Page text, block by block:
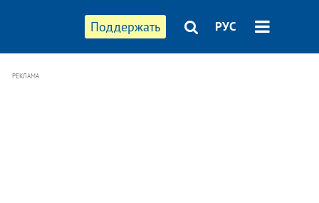
Поддержать РУС
РЕКЛАМА